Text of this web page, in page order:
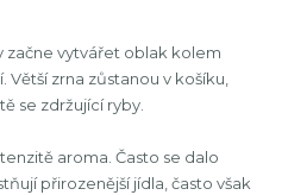
vytvářet oblak kolem
zrna zůstanou v košíku,
se zdržující ryby.
aroma. Často se dalo
přirozenější jídla, často však